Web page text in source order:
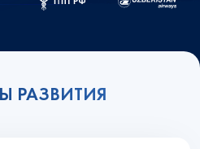
РАЗВИТИЯ